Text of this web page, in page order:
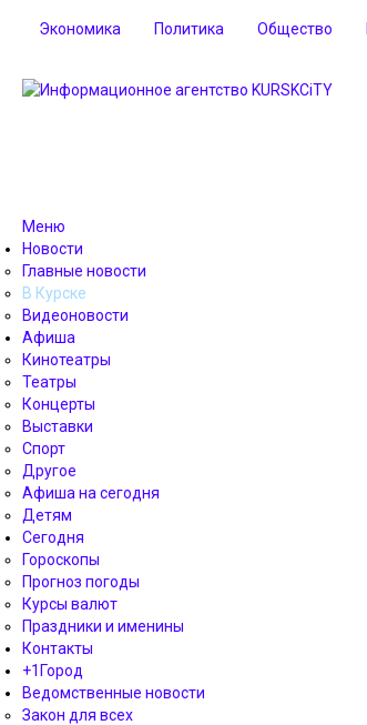
Экономика Политика Общество
Меню
Новости
Главные новости
В Курске
Видеоновости
Афиша
Кинотеатры
Театры
Концерты
Выставки
Спорт
Другое
Афиша на сегодня
Детям
Сегодня
Гороскопы
Прогноз погоды
Курсы валют
Праздники и именины
Контакты
+1Город
Ведомственные новости
Закон для всех